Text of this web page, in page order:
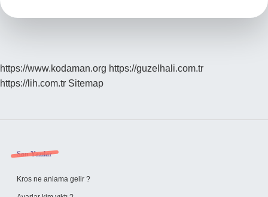
https://www.kodaman.org https://guzelhali.com.tr
https://lih.com.tr Sitemap
Sidebar
Son Yazılar
Kros ne anlama gelir ?